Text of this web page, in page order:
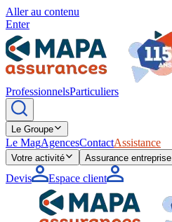
Aller au contenu
Enter
ProfessionnelsParticuliers
Le Groupe
Le MagAgencesContactAssistance
Votre activité Assurance entreprise
Devis Espace client